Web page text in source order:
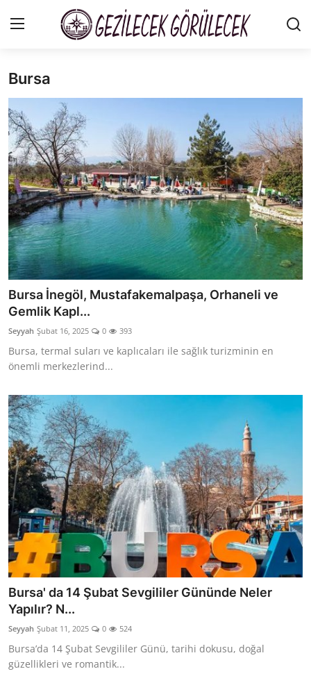
Gizlilik Sözleşmesi
Gezi Rehberleri
İletişim
Şehirler
Gezilecek Yerler
Tarih & Mitoloji
Yeme İçme Rehberi
Kamp & Doğa
Seyahat İpuçları & Vize
Konaklama & Otel
Aile & Çocukla Tatil
Yaz Tatili & Plajlar
Hafta Sonu & Günübirlik
Bursa
Bursa İnegöl, Mustafakemalpaşa, Orhaneli ve
Gemlik Kapl...
Seyyah Şubat 16, 2025 0 393
Bursa, termal suları ve kaplıcaları ile sağlık turizminin en
önemli merkezlerind...
Bursa' da 14 Şubat Sevgililer Gününde Neler
Yapılır? N...
Seyyah Şubat 11, 2025 0 524
Bursa’da 14 Şubat Sevgililer Günü, tarihi dokusu, doğal
güzellikleri ve romantik...